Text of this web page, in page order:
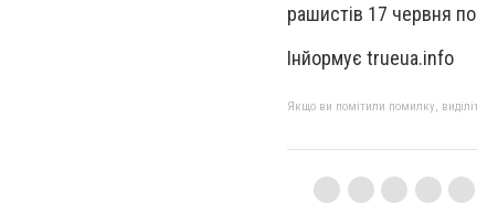
рашистів 17 червня
Інйормує trueua.info
Якщо ви помітили помилку,